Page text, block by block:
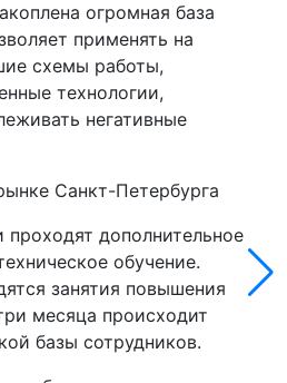
огромная база
применять на
схемы работы,
технологии,
негативные
Санкт-Петербурга
дополнительное
обучение.
занятия повышения
месяца происходит
базы сотрудников.